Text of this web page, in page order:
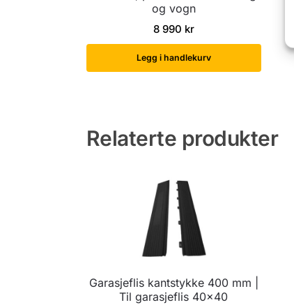
og vogn
8 990 kr
Legg i handlekurv
Relaterte produkter
Garasjeflis kantstykke 400 mm |
Til garasjeflis 40×40